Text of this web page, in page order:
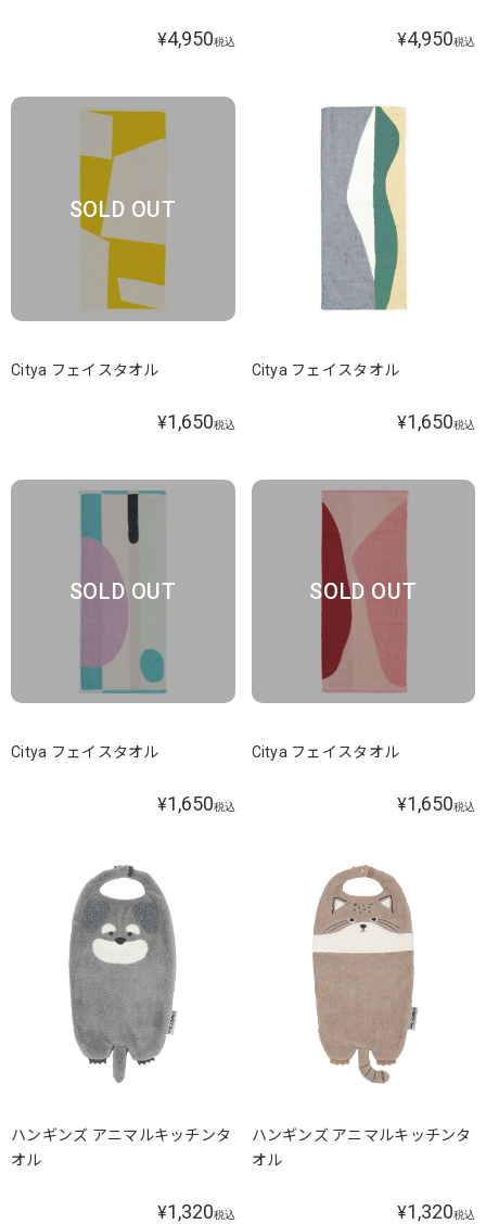
¥4,950税込 ¥4,950税込
SOLD OUT
Citya フェイスタオル
¥1,650税込
Citya フェイスタオル
¥1,650税込
SOLD OUT
Citya フェイスタオル
¥1,650税込
SOLD OUT
Citya フェイスタオル
¥1,650税込
ハンギンズ アニマルキッチンタ
オル
¥1,320税込
ハンギンズ アニマルキッチンタ
オル
¥1,320税込